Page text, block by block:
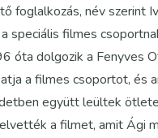
név szerint
speciális filmes
óta dolgozik a Fenyves
a filmes csoportot, és
együtt leültek
a filmet, amit Ági